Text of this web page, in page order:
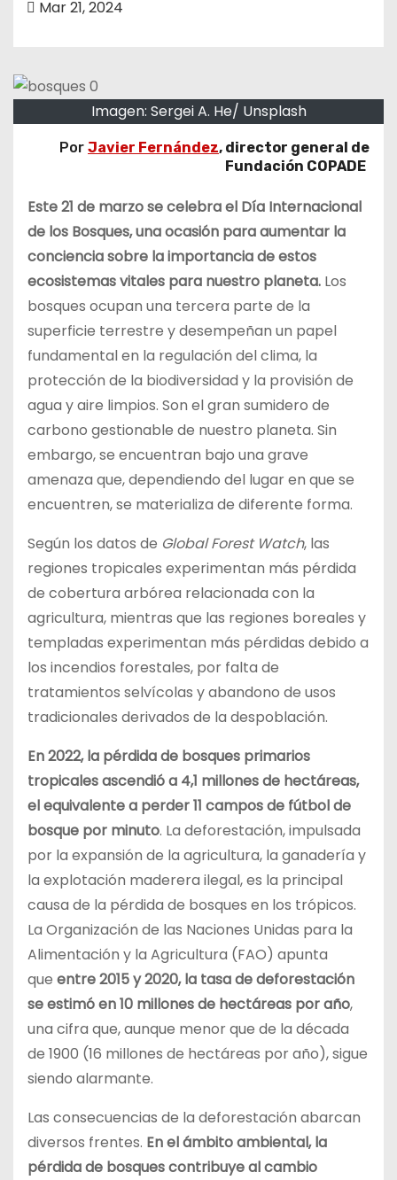
Mar 21, 2024
Imagen: Sergei A. He/ Unsplash
Por Javier Fernández, director general de
Fundación COPADE
Este 21 de marzo se celebra el Día Internacional
de los Bosques, una ocasión para aumentar la
conciencia sobre la importancia de estos
ecosistemas vitales para nuestro planeta. Los
bosques ocupan una tercera parte de la
superficie terrestre y desempeñan un papel
fundamental en la regulación del clima, la
protección de la biodiversidad y la provisión de
agua y aire limpios. Son el gran sumidero de
carbono gestionable de nuestro planeta. Sin
embargo, se encuentran bajo una grave
amenaza que, dependiendo del lugar en que se
encuentren, se materializa de diferente forma.
Según los datos de Global Forest Watch, las
regiones tropicales experimentan más pérdida
de cobertura arbórea relacionada con la
agricultura, mientras que las regiones boreales y
templadas experimentan más pérdidas debido a
los incendios forestales, por falta de
tratamientos selvícolas y abandono de usos
tradicionales derivados de la despoblación.
En 2022, la pérdida de bosques primarios
tropicales ascendió a 4,1 millones de hectáreas,
el equivalente a perder 11 campos de fútbol de
bosque por minuto. La deforestación, impulsada
por la expansión de la agricultura, la ganadería y
la explotación maderera ilegal, es la principal
causa de la pérdida de bosques en los trópicos.
La Organización de las Naciones Unidas para la
Alimentación y la Agricultura (FAO) apunta
que entre 2015 y 2020, la tasa de deforestación
se estimó en 10 millones de hectáreas por año,
una cifra que, aunque menor que de la década
de 1900 (16 millones de hectáreas por año), sigue
siendo alarmante.
Las consecuencias de la deforestación abarcan
diversos frentes. En el ámbito ambiental, la
pérdida de bosques contribuye al cambio